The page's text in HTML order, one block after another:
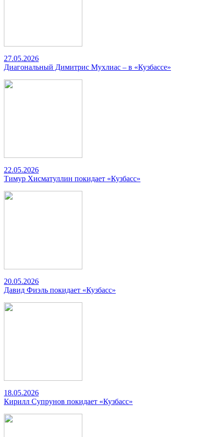
27.05.2026
Диагональный Димитрис Мухлиас – в «Кузбассе»
22.05.2026
Тимур Хисматуллин покидает «Кузбасс»
20.05.2026
Давид Фиэль покидает «Кузбасс»
18.05.2026
Кирилл Супрунов покидает «Кузбасс»